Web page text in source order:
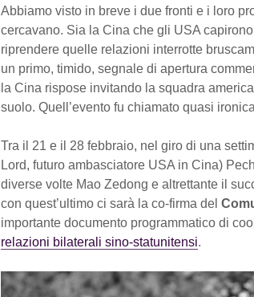
Abbiamo visto in breve i due fronti e i loro
cercavano. Sia la Cina che gli USA
riprendere quelle relazioni interrotte
un primo, timido, segnale di apertura
la Cina rispose invitando la squadra
suolo. Quell’evento fu chiamato quasi
Tra il 21 e il 28 febbraio, nel giro di una
Lord, futuro ambasciatore USA in Cina)
diverse volte Mao Zedong e altrettante il
con quest’ultimo ci sarà la co-firma del
importante documento programmatico di
relazioni bilaterali sino-statunitensi.